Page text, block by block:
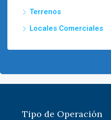
Terrenos
Locales Comerciales
Tipo de Operación